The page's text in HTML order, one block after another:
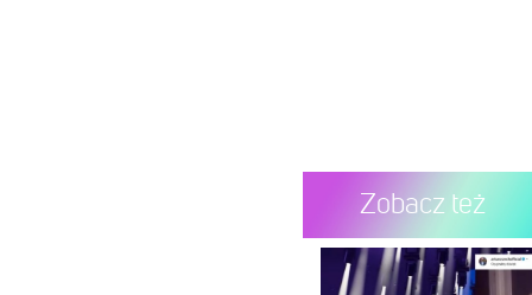
Zobacz też